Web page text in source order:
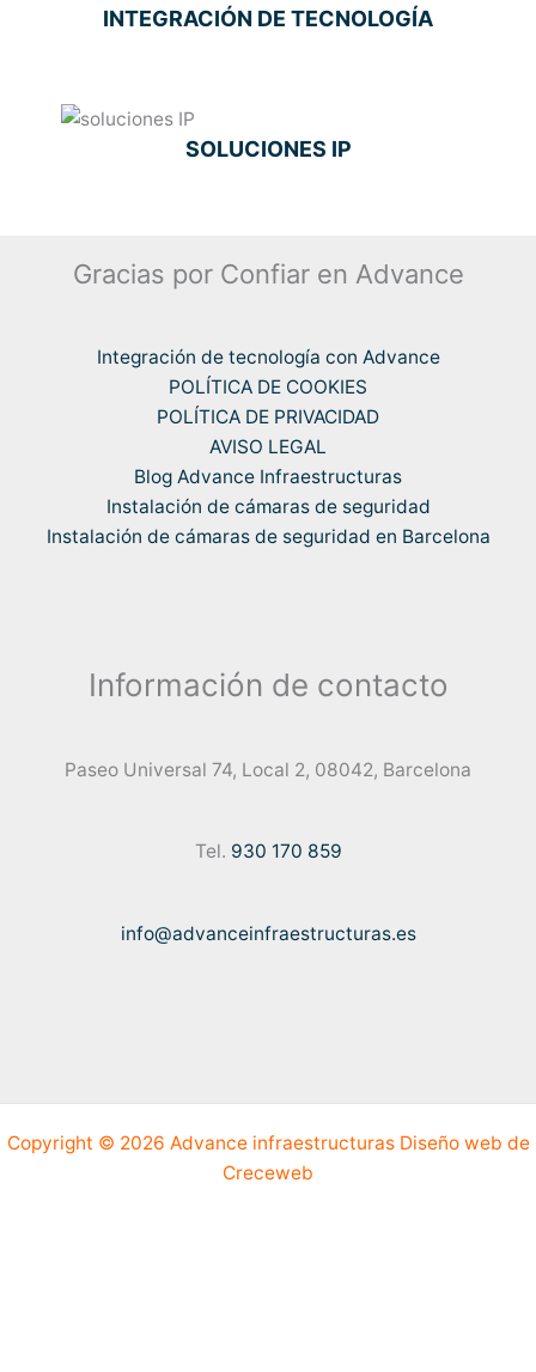
INTEGRACIÓN DE TECNOLOGÍA
SOLUCIONES IP
Gracias por Confiar en Advance
Integración de tecnología con Advance
POLÍTICA DE COOKIES
POLÍTICA DE PRIVACIDAD
AVISO LEGAL
Blog Advance Infraestructuras
Instalación de cámaras de seguridad
Instalación de cámaras de seguridad en Barcelona
Información de contacto
Paseo Universal 74, Local 2, 08042, Barcelona
Tel. 930 170 859
info@advanceinfraestructuras.es
Copyright © 2026 Advance infraestructuras Diseño web de
Creceweb